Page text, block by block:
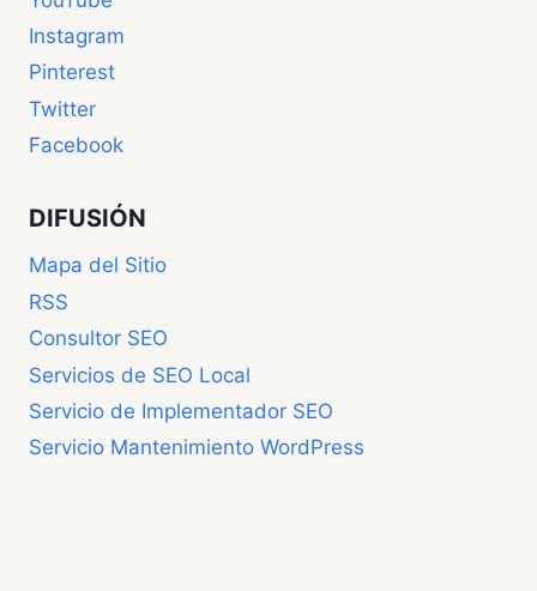
Instagram
Pinterest
Twitter
Facebook
DIFUSIÓN
Mapa del Sitio
RSS
Consultor SEO
Servicios de SEO Local
Servicio de Implementador SEO
Servicio Mantenimiento WordPress